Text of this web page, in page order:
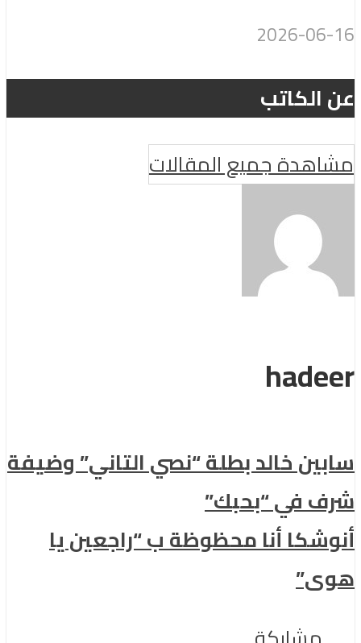
2026-06-16
عن الكاتب
مشاهدة جميع المقالات
hadeer
سابين خالد بطلة “نصي التاني” وضيفة
شرف في “بحبك”
أنوشكا أنا محظوظة ب “راجعين يا
هوى”